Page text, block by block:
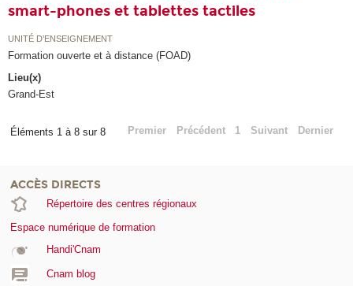
smart-phones et tablettes tactiles
UNITÉ D’ENSEIGNEMENT
Formation ouverte et à distance (FOAD)
Lieu(x)
Grand-Est
Éléments 1 à 8 sur 8 Premier Précédent 1 Suivant Dernier
ACCÈS DIRECTS
Répertoire des centres régionaux
Espace numérique de formation
Handi'Cnam
Cnam blog